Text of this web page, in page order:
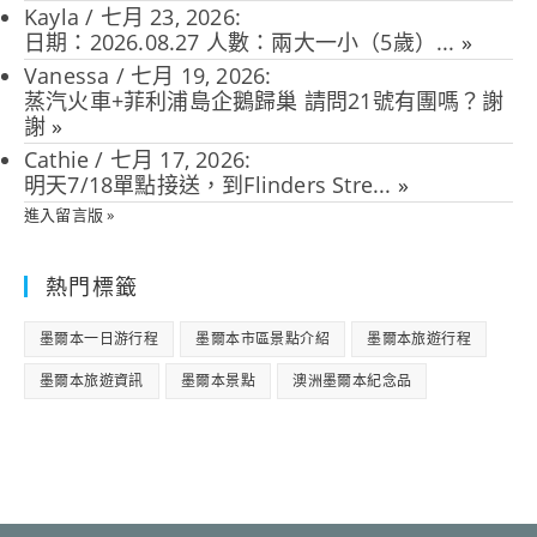
Kayla / 七月 23, 2026:
日期：2026.08.27 人數：兩大一小（5歲）... »
Vanessa / 七月 19, 2026:
蒸汽火車+菲利浦島企鵝歸巢 請問21號有團嗎？謝
謝 »
Cathie / 七月 17, 2026:
明天7/18單點接送，到Flinders Stre... »
進入留言版 »
熱門標籤
墨爾本一日游行程 墨爾本市區景點介紹 墨爾本旅遊行程
墨爾本旅遊資訊 墨爾本景點 澳洲墨爾本紀念品